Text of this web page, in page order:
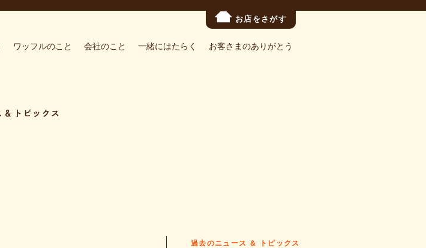
お店をさがす
ワッフルのこと 会社のこと 一緒にはたらく お客さまのありがとう
過去のニュース ＆ トピックス